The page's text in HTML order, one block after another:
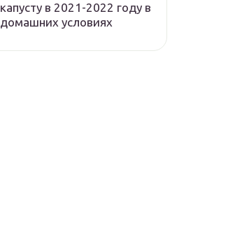
капусту в 2021-2022 году в
домашних условиях